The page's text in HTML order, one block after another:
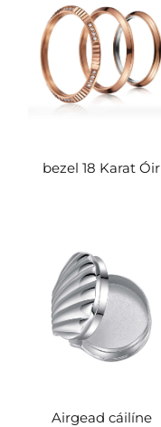
bezel 18 Karat Óir
Airgead cáilíne